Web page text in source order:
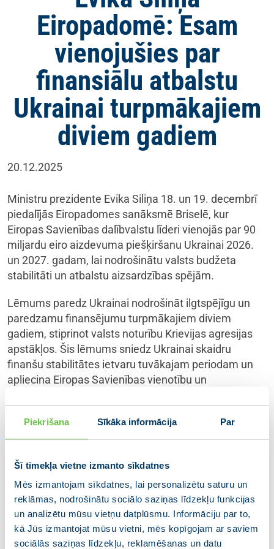
Piekrišana Sīkāka informācija Par
Šī tīmekļa vietne izmanto sīkdatnes
Mēs izmantojam sīkdatnes, lai personalizētu saturu un
reklāmas, nodrošinātu sociālo saziņas līdzekļu funkcijas
un analizētu mūsu vietņu datplūsmu. Informāciju par to,
kā Jūs izmantojat mūsu vietni, mēs kopīgojam ar saviem
sociālās saziņas līdzekļu, reklamēšanas un datu
Eiropadomē: Esam
vienojušies par
finansiālu atbalstu
Ukrainai turpmākajiem
diviem gadiem
20.12.2025
Ministru prezidente Evika Siliņa 18. un 19. decembrī
piedalījās Eiropadomes sanāksmē Briselē, kur
Eiropas Savienības dalībvalstu līderi vienojās par 90
miljardu eiro aizdevuma piešķiršanu Ukrainai 2026.
un 2027. gadam, lai nodrošinātu valsts budžeta
stabilitāti un atbalstu aizsardzības spējām.
Lēmums paredz Ukrainai nodrošināt ilgtspējīgu un
paredzamu finansējumu turpmākajiem diviem
gadiem, stiprinot valsts noturību Krievijas agresijas
apstākļos. Šis lēmums sniedz Ukrainai skaidru
finanšu stabilitātes ietvaru tuvākajam periodam un
apliecina Eiropas Savienības vienotību un
atbalstu Ukrainai.
“Finansējums Ukrainai ir nodrošināts.
Eiropadomē esam vienojušies par
finansiālu atbalstu Ukrainai
turpmākajiem diviem gadiem. Krievijas
Centrālās bankas līdzekļi paliks iesaldēti
un kalpos kā garants šim finansējumam.